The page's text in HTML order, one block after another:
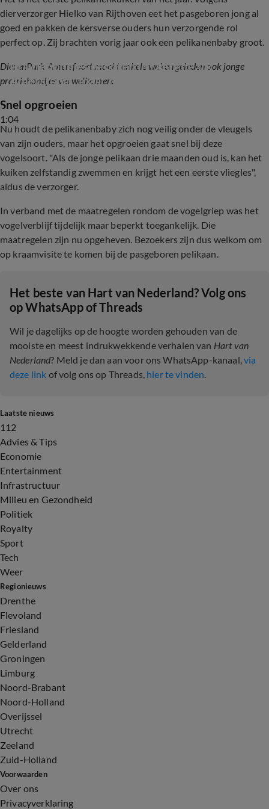
dierverzorger Hielko van Rijthoven eet het pasgeboren jong al
goed en pakken de kersverse ouders hun verzorgende rol
perfect op. Zij brachten vorig jaar ook een pelikanenbaby groot.
DierenPark Amersfoort mocht enkele weken geleden ook jonge
prairiehondjes verwelkomen:
1:04
Prairiehondjes geboren in DierenPark
Amersfoort, maar hoeveel is nog onduidelijk
Snel opgroeien
Nu houdt de pelikanenbaby zich nog veilig onder de vleugels
van zijn ouders, maar het opgroeien gaat snel bij deze
vogelsoort. "Als de jonge pelikaan drie maanden oud is, kan het
kuiken zelfstandig zwemmen en krijgt het een eerste vliegles",
aldus de verzorger.
In verband met de maatregelen rondom de vogelgriep was het
vogelverblijf tijdelijk maar beperkt toegankelijk. Die
maatregelen zijn nu opgeheven. Bezoekers zijn dus welkom om
op kraamvisite te komen bij de pasgeboren pelikaan.
Het beste van Hart van Nederland? Volg ons
op WhatsApp of Threads
Wil je dagelijks op de hoogte worden gehouden van de
mooiste en meest indrukwekkende verhalen van Hart van
Nederland? Meld je dan aan voor ons WhatsApp-kanaal,via
deze link of volg ons op Threads, hier te vinden.
Laatste nieuws
112
Advies & Tips
Economie
Entertainment
Infrastructuur
Milieu en Gezondheid
Politiek
Royalty
Sport
Tech
Weer
Regionieuws
Drenthe
Flevoland
Friesland
Gelderland
Groningen
Limburg
Noord-Brabant
Noord-Holland
Overijssel
Utrecht
Zeeland
Zuid-Holland
Voorwaarden
Over ons
Privacyverklaring